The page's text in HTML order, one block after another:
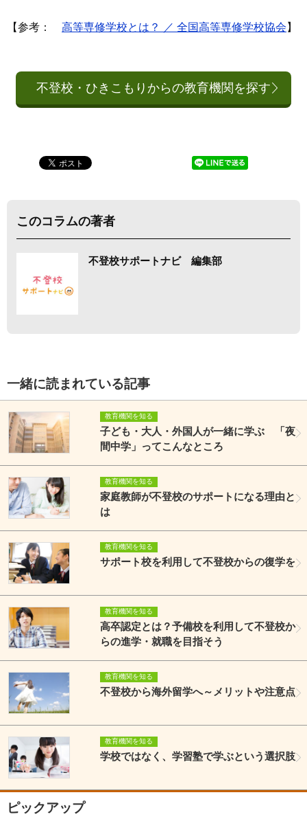
【参考： 高等専修学校とは？ ／ 全国高等専修学校協会 】
不登校・ひきこもりからの教育機関を探す
このコラムの著者
不登校サポートナビ 編集部
一緒に読まれている記事
教育機関を知る
子ども・大人・外国人が一緒に学ぶ 「夜
間中学」ってこんなところ
教育機関を知る
家庭教師が不登校のサポートになる理由と
は
教育機関を知る
サポート校を利用して不登校からの復学を
教育機関を知る
高卒認定とは？予備校を利用して不登校か
らの進学・就職を目指そう
教育機関を知る
不登校から海外留学へ～メリットや注意点
教育機関を知る
学校ではなく、学習塾で学ぶという選択肢
ピックアップ